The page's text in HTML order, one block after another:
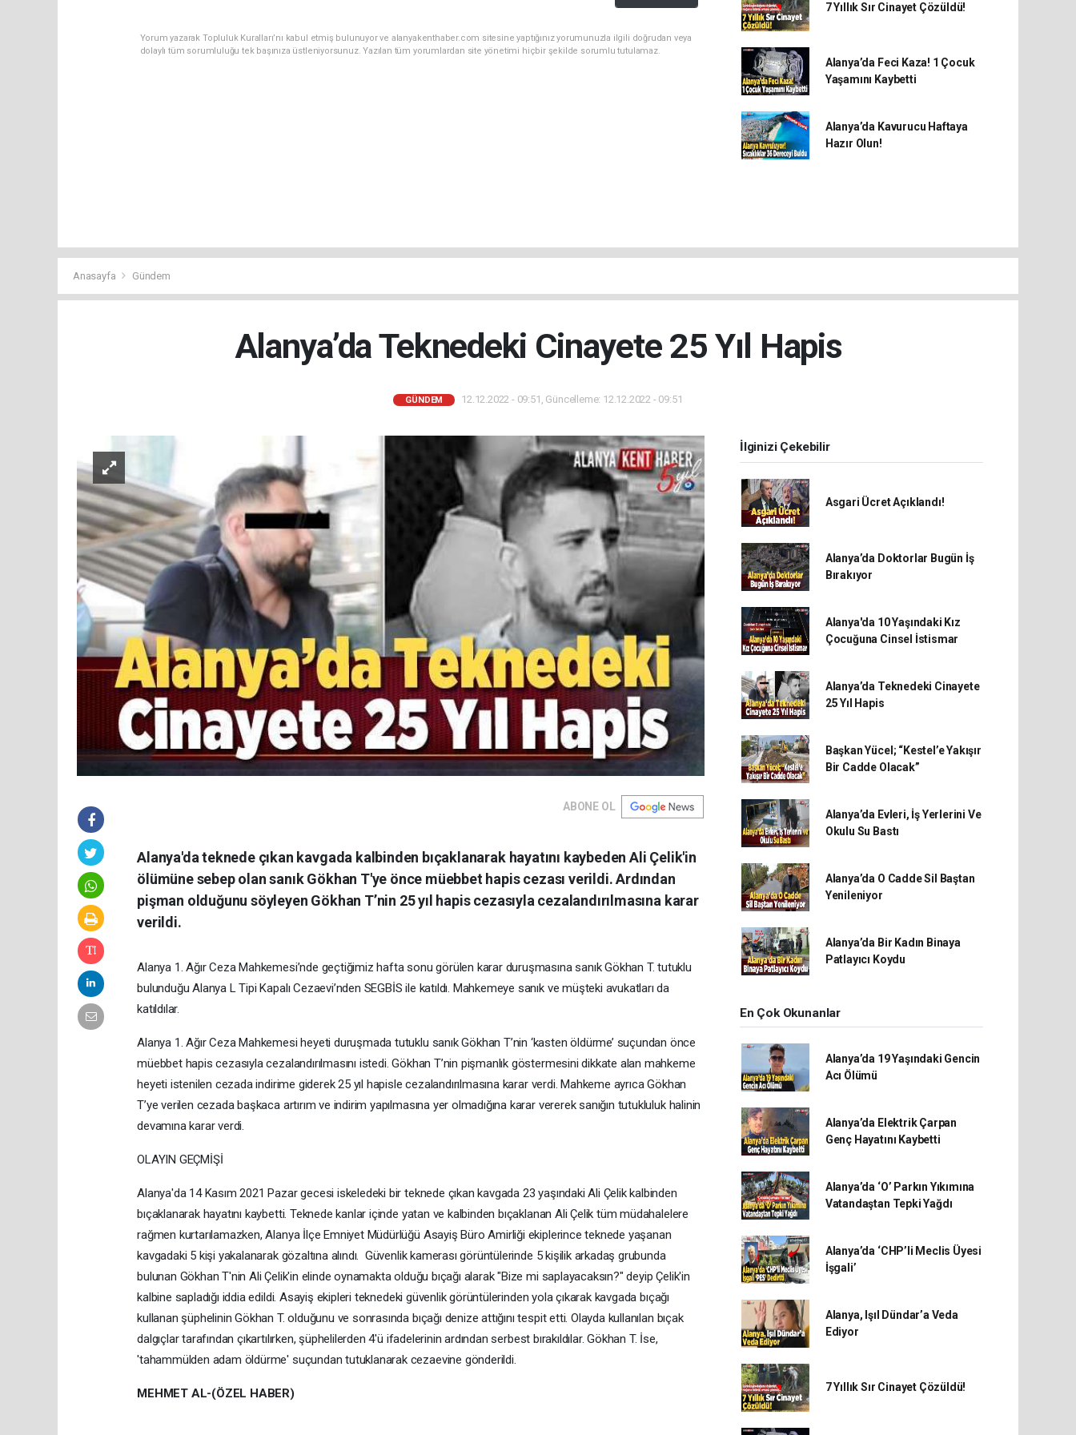
Yorum yazarak Topluluk Kuralları’nı kabul etmiş bulunuyor ve alanyakenthaber.com sitesine yaptığınız yorumunuzla ilgili doğrudan veya
dolaylı tüm sorumluluğu tek başınıza üstleniyorsunuz. Yazılan tüm yorumlardan site yönetimi hiçbir şekilde sorumlu tutulamaz.
7 Yıllık Sır Cinayet Çözüldü!
Alanya’da Feci Kaza! 1 Çocuk
Yaşamını Kaybetti
Alanya’da Kavurucu Haftaya
Hazır Olun!
Anasayfa Gündem
Alanya’da Teknedeki Cinayete 25 Yıl Hapis
GÜNDEM 12.12.2022 - 09:51, Güncelleme: 12.12.2022 - 09:51
ABONE OL
Alanya'da teknede çıkan kavgada kalbinden bıçaklanarak hayatını kaybeden Ali Çelik'in
ölümüne sebep olan sanık Gökhan T'ye önce müebbet hapis cezası verildi. Ardından
pişman olduğunu söyleyen Gökhan T’nin 25 yıl hapis cezasıyla cezalandırılmasına karar
verildi.
Alanya 1. Ağır Ceza Mahkemesi’nde geçtiğimiz hafta sonu görülen karar duruşmasına sanık Gökhan T. tutuklu
bulunduğu Alanya L Tipi Kapalı Cezaevi’nden SEGBİS ile katıldı. Mahkemeye sanık ve müşteki avukatları da
katıldılar.
Alanya 1. Ağır Ceza Mahkemesi heyeti duruşmada tutuklu sanık Gökhan T’nin ‘kasten öldürme’ suçundan önce
müebbet hapis cezasıyla cezalandırılmasını istedi. Gökhan T’nin pişmanlık göstermesini dikkate alan mahkeme
heyeti istenilen cezada indirime giderek 25 yıl hapisle cezalandırılmasına karar verdi. Mahkeme ayrıca Gökhan
T’ye verilen cezada başkaca artırım ve indirim yapılmasına yer olmadığına karar vererek sanığın tutukluluk halinin
devamına karar verdi.
OLAYIN GEÇMİŞİ
Alanya'da 14 Kasım 2021 Pazar gecesi iskeledeki bir teknede çıkan kavgada 23 yaşındaki Ali Çelik kalbinden
bıçaklanarak hayatını kaybetti. Teknede kanlar içinde yatan ve kalbinden bıçaklanan Ali Çelik tüm müdahalelere
rağmen kurtarılamazken, Alanya İlçe Emniyet Müdürlüğü Asayiş Büro Amirliği ekiplerince teknede yaşanan
kavgadaki 5 kişi yakalanarak gözaltına alındı. Güvenlik kamerası görüntülerinde 5 kişilik arkadaş grubunda
bulunan Gökhan T'nin Ali Çelik'in elinde oynamakta olduğu bıçağı alarak "Bize mi saplayacaksın?" deyip Çelik'in
kalbine sapladığı iddia edildi. Asayiş ekipleri teknedeki güvenlik görüntülerinden yola çıkarak kavgada bıçağı
kullanan şüphelinin Gökhan T. olduğunu ve sonrasında bıçağı denize attığını tespit etti. Olayda kullanılan bıçak
dalgıçlar tarafından çıkartılırken, şüphelilerden 4'ü ifadelerinin ardından serbest bırakıldılar. Gökhan T. İse,
'tahammülden adam öldürme' suçundan tutuklanarak cezaevine gönderildi.
MEHMET AL-(ÖZEL HABER)
İlginizi Çekebilir
Asgari Ücret Açıklandı!
Alanya’da Doktorlar Bugün İş
Bırakıyor
Alanya'da 10 Yaşındaki Kız
Çocuğuna Cinsel İstismar
Alanya’da Teknedeki Cinayete
25 Yıl Hapis
Başkan Yücel; “Kestel’e Yakışır
Bir Cadde Olacak”
Alanya’da Evleri, İş Yerlerini Ve
Okulu Su Bastı
Alanya’da O Cadde Sil Baştan
Yenileniyor
Alanya’da Bir Kadın Binaya
Patlayıcı Koydu
En Çok Okunanlar
Alanya’da 19 Yaşındaki Gencin
Acı Ölümü
Alanya’da Elektrik Çarpan
Genç Hayatını Kaybetti
Alanya’da ‘O’ Parkın Yıkımına
Vatandaştan Tepki Yağdı
Alanya’da ‘CHP’li Meclis Üyesi
İşgali’
Alanya, Işıl Dündar’a Veda
Ediyor
7 Yıllık Sır Cinayet Çözüldü!